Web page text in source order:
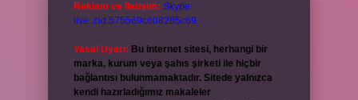
Reklam ve İletişim: Skype:
live:.cid.575569c608265c69
Yasal Uyarı: Bu internet sitesi, herhangi bir
marka, kurum veya şahıs şirketi ile hiçbir
bağlantısı bulunmamaktadır. Sitede yalnızca
kendi hazırladığımız makaleler